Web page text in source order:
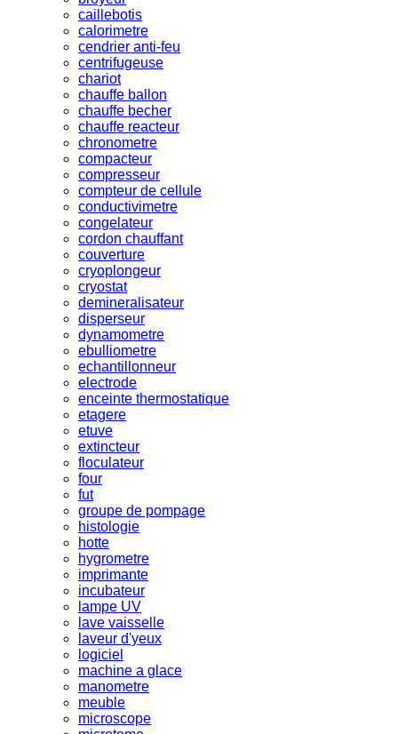
caillebotis
calorimetre
cendrier anti-feu
centrifugeuse
chariot
chauffe ballon
chauffe becher
chauffe reacteur
chronometre
compacteur
compresseur
compteur de cellule
conductivimetre
congelateur
cordon chauffant
couverture
cryoplongeur
cryostat
demineralisateur
disperseur
dynamometre
ebulliometre
echantillonneur
electrode
enceinte thermostatique
etagere
etuve
extincteur
floculateur
four
fut
groupe de pompage
histologie
hotte
hygrometre
imprimante
incubateur
lampe UV
lave vaisselle
laveur d'yeux
logiciel
machine a glace
manometre
meuble
microscope